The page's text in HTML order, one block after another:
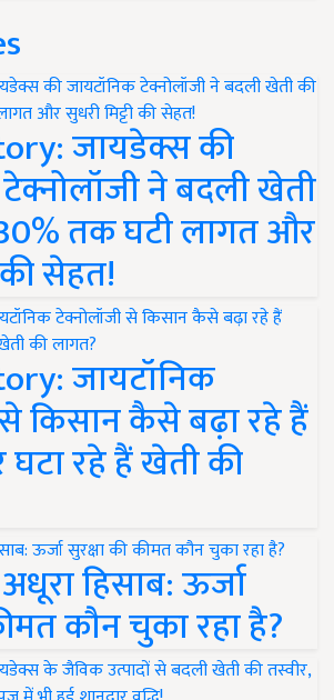
जायडेक्स की
ने बदली खेती
तक घटी लागत और
की सेहत!
जायटॉनिक
किसान कैसे बढ़ा रहे हैं
रहे हैं खेती की
हिसाब: ऊर्जा
कौन चुका रहा है?